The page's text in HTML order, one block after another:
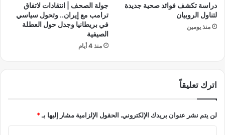
ض
ل
ر
ط
ا
ل
و
ط
دراسة تكشف فوائد صحية جديدة
لتناول الروبيان
منذ يومين
جولة الصحف | انتقادات لاتفاق
ترامب مع إيران.. وتحول سياسي
في بريطانيا وجدل حول العطلة
الصيفية
منذ 4 أيام
اترك تعليقاً
لن يتم نشر عنوان بريدك الإلكتروني. الحقول الإلزامية مشار إليها بـ*